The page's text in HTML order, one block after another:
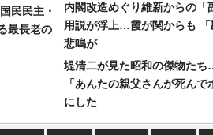
民民主・
最長老の
内閣改造めぐり維新からの「
用説が浮上…霞が関からも
悲鳴が
堤清二が見た昭和の傑物た
「あんたの親父さんが死ん
にした